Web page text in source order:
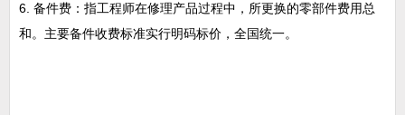
6. 备件费：指工程师在修理产品过程中，所更换的零部件费用总
和。主要备件收费标准实行明码标价，全国统一。